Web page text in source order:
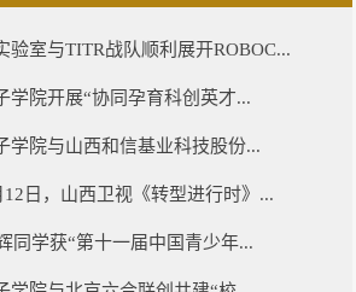
验室与TITR战队顺利展开ROBOC...
学院开展“协同孕育科创英才...
学院与山西和信基业科技股份...
12日，山西卫视《转型进行时》...
同学获“第十一届中国青少年...
智能教... 山西行云蔚来科技有限公司